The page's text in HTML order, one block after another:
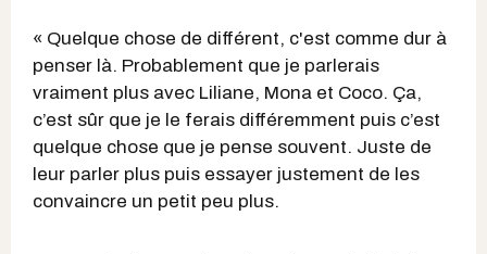
« Quelque chose de différent, c'est comme dur à
penser là. Probablement que je parlerais
vraiment plus avec Liliane, Mona et Coco. Ça,
c’est sûr que je le ferais différemment puis c’est
quelque chose que je pense souvent. Juste de
leur parler plus puis essayer justement de les
convaincre un petit peu plus.